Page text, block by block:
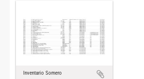
Inventario Somero